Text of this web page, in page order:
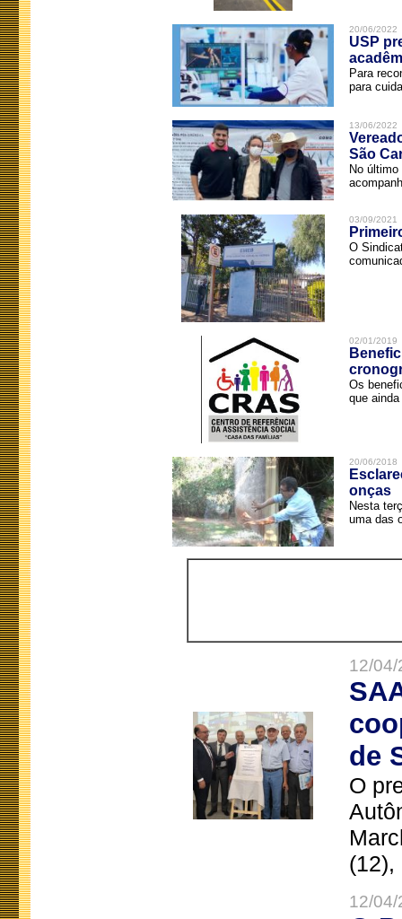
20/06/2022
USP
Para
para
13/06/2022
São
No
03/09/2021
O
02/01/2019
Os
que
20/06/2018
onças
Nesta
uma das
12/
de
O
(12),
12/